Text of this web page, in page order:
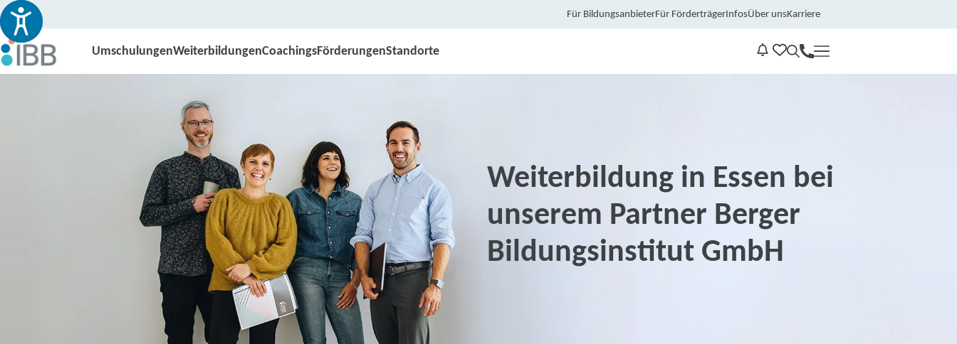
Für BildungsanbieterFür FörderträgerInfosÜber unsKarriere
UmschulungenWeiterbildungenCoachingsFörderungenStandorte
Kontakt
Weiterbildung in Essen bei
unserem Partner Berger
Bildungsinstitut GmbH